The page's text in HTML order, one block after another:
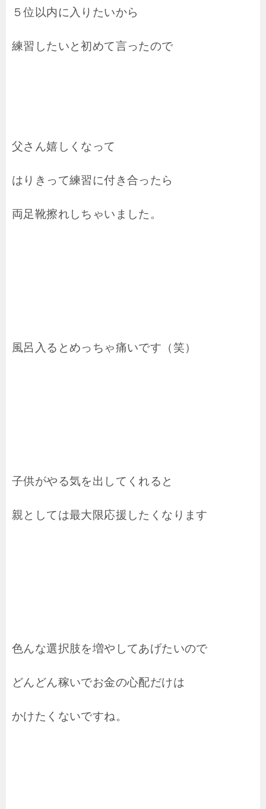
５位以内に入りたいから
練習したいと初めて言ったので
父さん嬉しくなって
はりきって練習に付き合ったら
両足靴擦れしちゃいました。
風呂入るとめっちゃ痛いです（笑）
子供がやる気を出してくれると
親としては最大限応援したくなります
色んな選択肢を増やしてあげたいので
どんどん稼いでお金の心配だけは
かけたくないですね。